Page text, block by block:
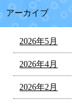
アーカイブ
2026年5月
2026年4月
2026年2月